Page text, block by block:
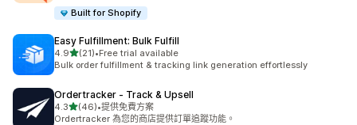
Built for Shopify
Easy Fulfillment: Bulk Fulfill
4.9滿分 5 顆星
(21)
共有 21 則評價
•Free trial available
Bulk order fulfillment & tracking link generation effortlessly
Ordertracker ‑ Track & Upsell
4.3滿分 5 顆星
(46)
共有 46 則評價
•提供免費方案
Ordertracker 為您的商店提供訂單追蹤功能。